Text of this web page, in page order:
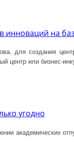
инноваций на
для создания
центр или бизнес-
угодно
академических